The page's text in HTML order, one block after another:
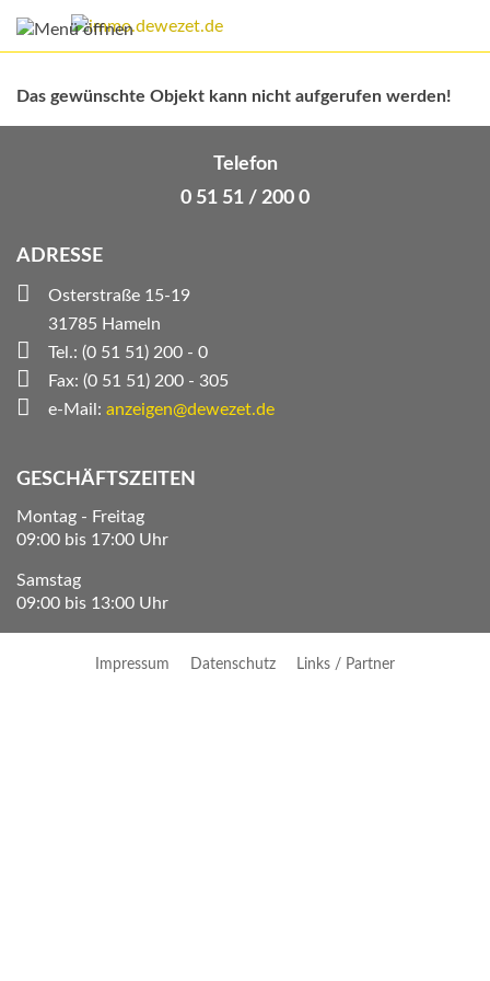
Das gewünschte Objekt kann nicht aufgerufen werden!
Telefon
0 51 51 / 200 0
ADRESSE
Osterstraße 15-19
31785 Hameln
Tel.: (0 51 51) 200 - 0
Fax: (0 51 51) 200 - 305
e-Mail: anzeigen@dewezet.de
GESCHÄFTSZEITEN
Montag - Freitag
09:00 bis 17:00 Uhr
Samstag
09:00 bis 13:00 Uhr
Impressum Datenschutz Links / Partner